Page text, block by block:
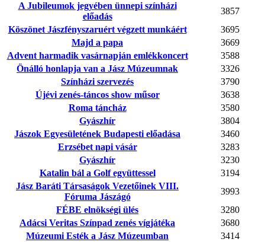
A Jubileumok jegyében ünnepi színházi
előadás
3857
Köszönet Jászfényszaruért végzett munkáért
3695
Majd a papa
3669
Advent harmadik vasárnapján emlékkoncert
3588
Önálló honlapja van a Jász Múzeumnak
3326
Színházi szervezés
3790
Újévi zenés-táncos show műsor
3638
Roma táncház
3580
Gyászhír
3804
Jászok Egyesületének Budapesti előadása
3460
Erzsébet napi vásár
3283
Gyászhír
3230
Katalin bál a Golf együttessel
3194
Jász Baráti Társaságok Vezetőinek VIII.
Fóruma Jászágó
3993
FÉBE elnökségi ülés
3280
Adácsi Veritas Színpad zenés vígjátéka
3680
Múzeumi Esték a Jász Múzeumban
3414